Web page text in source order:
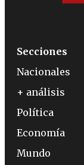
Secciones
Nacionales
+ análisis
Política
Economía
Mundo